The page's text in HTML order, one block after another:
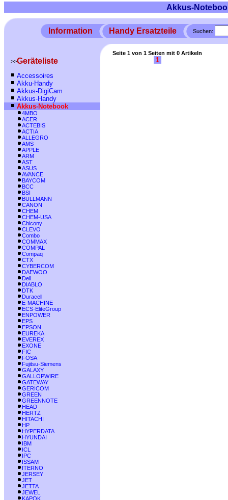
Akkus-
Information Handy Ersatzteile Suchen:
>>Geräteliste
Accessoires
Akku-Handy
Akkus-DigiCam
Akkus-Handy
Akkus-Notebook
4MBO
ACER
ACTEBIS
ACTIA
ALLEGRO
AMS
APPLE
ARM
AST
ASUS
AVANCE
BAYCOM
BCC
BSI
BULLMANN
CANON
CHEM
CHEM-USA
Chicony
CLEVO
Combo
COMMAX
COMPAL
Compaq
CTX
CYBERCOM
DAEWOO
Dell
DIABLO
DTK
Duracell
E-MACHINE
ECS-EliteGroup
ENPOWER
EPS
EPSON
EUREKA
EVEREX
EXONE
FIC
FOSA
Fujitsu-Siemens
GALAXY
GALLOPWIRE
GATEWAY
GERICOM
GREEN
GREENNOTE
HEAD
HERTZ
HITACHI
HP
HYPERDATA
HYUNDAI
IBM
ICL
IPC
ISSAM
ITERNO
JERSEY
JET
JETTA
JEWEL
KAPOK
Seite 1 von 1 Seiten mit 0 Artikeln
1